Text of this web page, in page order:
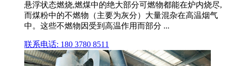
悬浮状态燃烧,燃煤中的绝大部分可燃物都能在炉内烧尽,
而煤粉中的不燃物（主要为灰分）大量混杂在高温烟气
中。这些不燃物因受到高温作用而部分 ...
联系电话: 180 3780 8511